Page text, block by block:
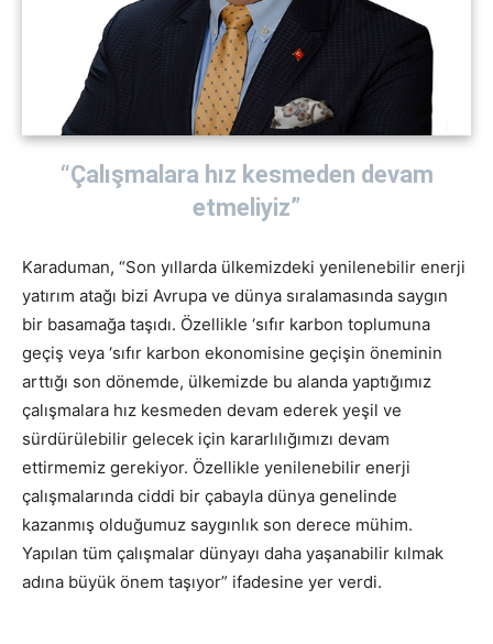
“Çalışmalara hız kesmeden devam
etmeliyiz”
Karaduman, “Son yıllarda ülkemizdeki yenilenebilir enerji
yatırım atağı bizi Avrupa ve dünya sıralamasında saygın
bir basamağa taşıdı. Özellikle ‘sıfır karbon toplumuna
geçiş veya ‘sıfır karbon ekonomisine geçişin öneminin
arttığı son dönemde, ülkemizde bu alanda yaptığımız
çalışmalara hız kesmeden devam ederek yeşil ve
sürdürülebilir gelecek için kararlılığımızı devam
ettirmemiz gerekiyor. Özellikle yenilenebilir enerji
çalışmalarında ciddi bir çabayla dünya genelinde
kazanmış olduğumuz saygınlık son derece mühim.
Yapılan tüm çalışmalar dünyayı daha yaşanabilir kılmak
adına büyük önem taşıyor” ifadesine yer verdi.